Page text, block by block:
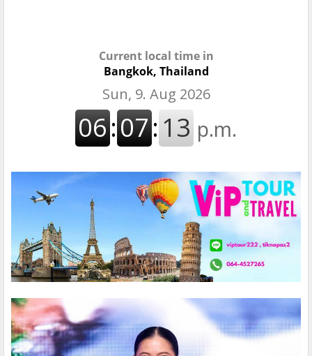
Current local time in
Bangkok, Thailand